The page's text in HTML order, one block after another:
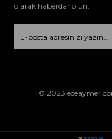
olarak haberdar olun.
© 2023